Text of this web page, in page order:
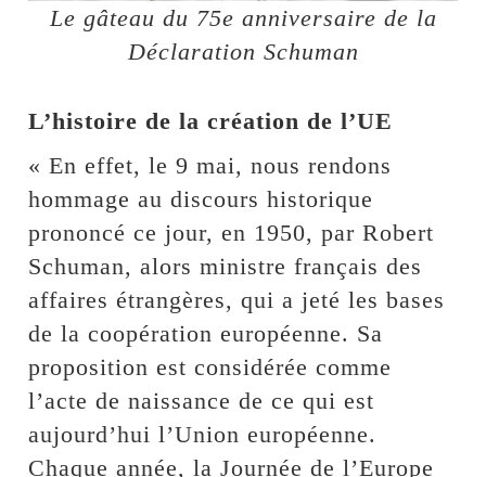
Le gâteau du 75e anniversaire de la
Déclaration Schuman
L’histoire de la création de l’UE
« En effet, le 9 mai, nous rendons
hommage au discours historique
prononcé ce jour, en 1950, par Robert
Schuman, alors ministre français des
affaires étrangères, qui a jeté les bases
de la coopération européenne. Sa
proposition est considérée comme
l’acte de naissance de ce qui est
aujourd’hui l’Union européenne.
Chaque année, la Journée de l’Europe